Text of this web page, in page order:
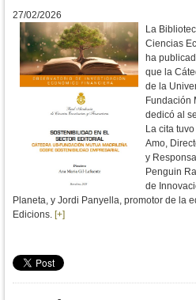
27/02/2026
La
Ciencias
ha
que la
de la
Fundación
dedicó al
La cita
Amo,
y
Penguin
de
Planeta, y Jordi Panyella, promotor de la
Edicions. [+]